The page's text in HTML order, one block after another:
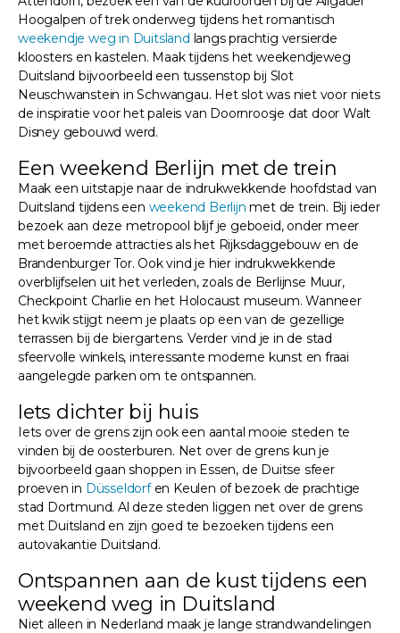
Hoogalpen of trek onderweg tijdens het romantisch
weekendje weg in Duitsland langs prachtig versierde
kloosters en kastelen. Maak tijdens het weekendjeweg
Duitsland bijvoorbeeld een tussenstop bij Slot
Neuschwanstein in Schwangau. Het slot was niet voor niets
de inspiratie voor het paleis van Doornroosje dat door Walt
Disney gebouwd werd.
Een weekend Berlijn met de trein
Maak een uitstapje naar de indrukwekkende hoofdstad van
Duitsland tijdens een weekend Berlijn met de trein. Bij ieder
bezoek aan deze metropool blijf je geboeid, onder meer
met beroemde attracties als het Rijksdaggebouw en de
Brandenburger Tor. Ook vind je hier indrukwekkende
overblijfselen uit het verleden, zoals de Berlijnse Muur,
Checkpoint Charlie en het Holocaust museum. Wanneer
het kwik stijgt neem je plaats op een van de gezellige
terrassen bij de biergartens. Verder vind je in de stad
sfeervolle winkels, interessante moderne kunst en fraai
aangelegde parken om te ontspannen.
Iets dichter bij huis
Iets over de grens zijn ook een aantal mooie steden te
vinden bij de oosterburen. Net over de grens kun je
bijvoorbeeld gaan shoppen in Essen, de Duitse sfeer
proeven in Düsseldorfen Keulen of bezoek de prachtige
stad Dortmund. Al deze steden liggen net over de grens
met Duitsland en zijn goed te bezoeken tijdens een
autovakantie Duitsland.
Ontspannen aan de kust tijdens een
weekend weg in Duitsland
Niet alleen in Nederland maak je lange strandwandelingen